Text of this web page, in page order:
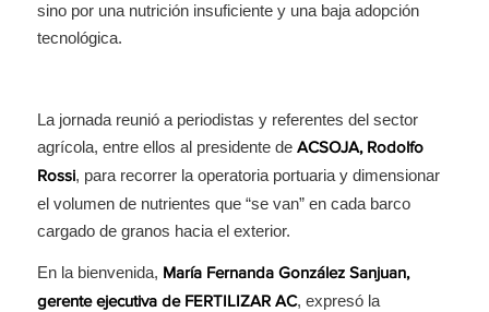
sino por una nutrición insuficiente y una baja adopción
tecnológica.
La jornada reunió a periodistas y referentes del sector
agrícola, entre ellos al presidente de ACSOJA, Rodolfo
Rossi, para recorrer la operatoria portuaria y dimensionar
el volumen de nutrientes que “se van” en cada barco
cargado de granos hacia el exterior.
En la bienvenida, María Fernanda González Sanjuan,
gerente ejecutiva de FERTILIZAR AC, expresó la